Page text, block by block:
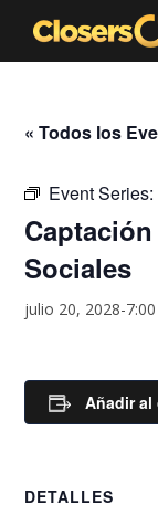
« Todos los
Event Series:
Sociales
julio 20, 2028-
Añadir al
DETALLES